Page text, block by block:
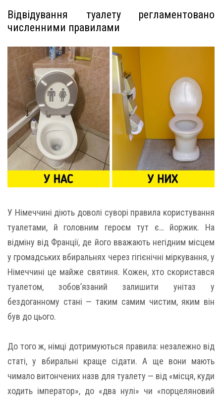
Відвідування туалету регламентовано
численними правилами
У Німеччині діють доволі суворі правила користування
туалетами, й головним героєм тут є… йоржик. На
відміну від Франції, де його вважають негідним місцем
у громадських вбиральнях через гігієнічні міркування, у
Німеччині це майже святиня. Кожен, хто скористався
туалетом, зобов’язаний залишити унітаз у
бездоганному стані — таким самим чистим, яким він
був до цього.
До того ж, німці дотримуються правила: незалежно від
статі, у вбиральні краще сідати. А ще вони мають
чимало витончених назв для туалету — від «місця, куди
ходить імператор», до «два нулі» чи «порцеляновий